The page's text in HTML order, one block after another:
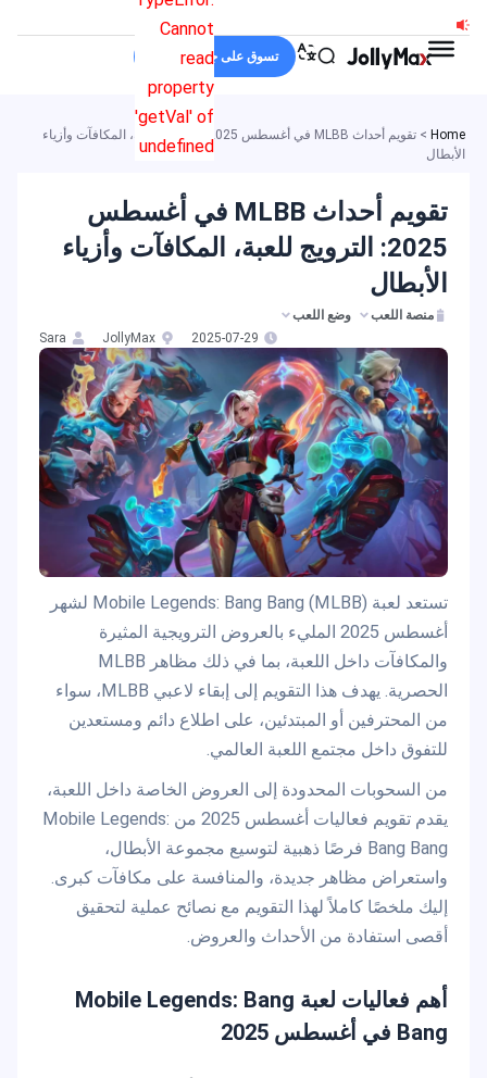
إلى
المحتوى
Cannot
read
property
'getVal' of
undefined
تسوق على جولي ماكس
Home
>
تقويم أحداث MLBB في أغسطس 2025: الترويج للعبة، المكافآت وأزياء
الأبطال
تقويم أحداث MLBB في أغسطس
2025: الترويج للعبة، المكافآت وأزياء
الأبطال
منصة اللعب
وضع اللعب
2025-07-29
JollyMax
Sara
تستعد لعبة Mobile Legends: Bang Bang (MLBB) لشهر
أغسطس 2025 المليء بالعروض الترويجية المثيرة
والمكافآت داخل اللعبة، بما في ذلك مظاهر MLBB
الحصرية. يهدف هذا التقويم إلى إبقاء لاعبي MLBB، سواء
من المحترفين أو المبتدئين، على اطلاع دائم ومستعدين
للتفوق داخل مجتمع اللعبة العالمي.
من السحوبات المحدودة إلى العروض الخاصة داخل اللعبة،
يقدم تقويم فعاليات أغسطس 2025 من Mobile Legends:
Bang Bang فرصًا ذهبية لتوسيع مجموعة الأبطال،
واستعراض مظاهر جديدة، والمنافسة على مكافآت كبرى.
إليك ملخصًا كاملاً لهذا التقويم مع نصائح عملية لتحقيق
أقصى استفادة من الأحداث والعروض.
أهم فعاليات لعبة Mobile Legends: Bang
Bang في أغسطس 2025